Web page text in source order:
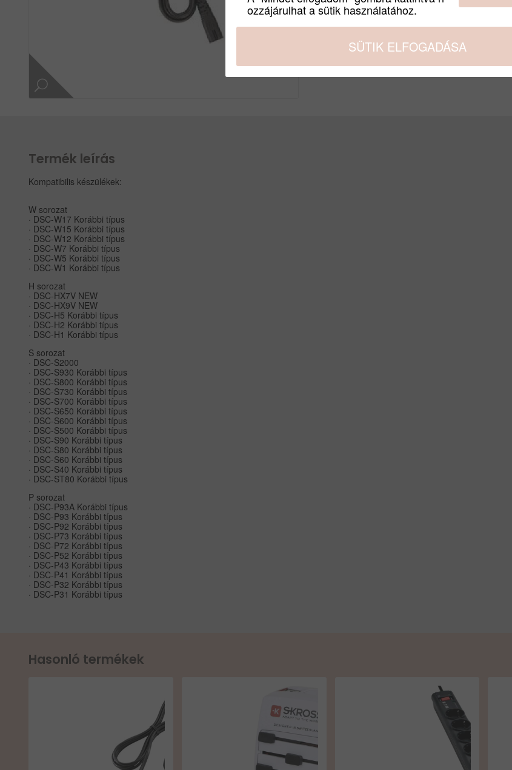
raktáron
Termék leírás
Kompatibilis készülékek:
W sorozat
· DSC-W17 Korábbi típus
· DSC-W15 Korábbi típus
· DSC-W12 Korábbi típus
· DSC-W7 Korábbi típus
· DSC-W5 Korábbi típus
· DSC-W1 Korábbi típus
H sorozat
· DSC-HX7V NEW
· DSC-HX9V NEW
· DSC-H5 Korábbi típus
· DSC-H2 Korábbi típus
· DSC-H1 Korábbi típus
S sorozat
· DSC-S2000
· DSC-S930 Korábbi típus
· DSC-S800 Korábbi típus
· DSC-S730 Korábbi típus
· DSC-S700 Korábbi típus
· DSC-S650 Korábbi típus
· DSC-S600 Korábbi típus
· DSC-S500 Korábbi típus
· DSC-S90 Korábbi típus
· DSC-S80 Korábbi típus
· DSC-S60 Korábbi típus
· DSC-S40 Korábbi típus
· DSC-ST80 Korábbi típus
P sorozat
· DSC-P93A Korábbi típus
· DSC-P93 Korábbi típus
· DSC-P92 Korábbi típus
· DSC-P73 Korábbi típus
· DSC-P72 Korábbi típus
· DSC-P52 Korábbi típus
· DSC-P43 Korábbi típus
· DSC-P41 Korábbi típus
· DSC-P32 Korábbi típus
· DSC-P31 Korábbi típus
Hasonló termékek
ozzájárulhat a sütik használatához.
SÜTIK ELFOGADÁSA